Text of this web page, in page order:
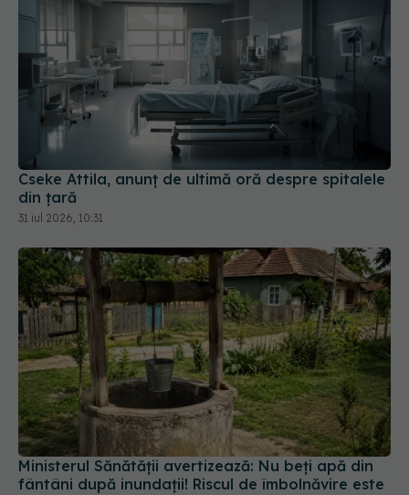
Cseke Attila, anunț de ultimă oră despre spitalele
din țară
31 iul 2026, 10:31
Ministerul Sănătății avertizează: Nu beți apă din
fântâni după inundații! Riscul de îmbolnăvire este
mare
22 iul 2026, 09:38